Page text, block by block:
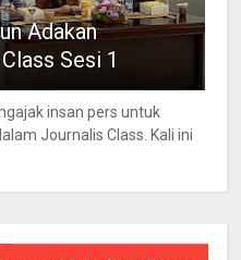
Adakan
Sesi 1
insan pers untuk
Journalis Class. Kali ini